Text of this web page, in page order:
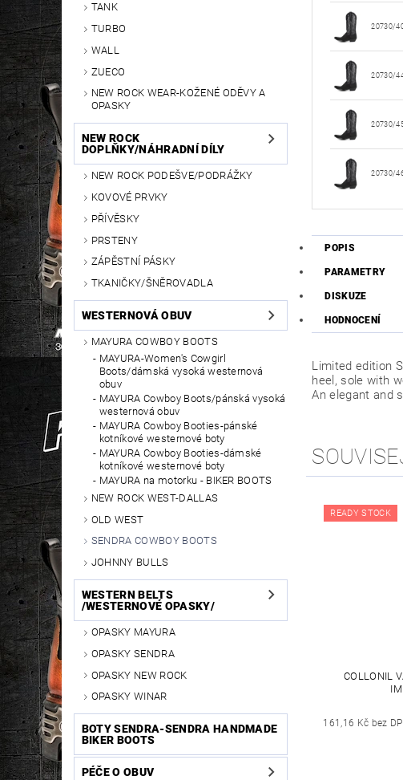
TANK
TURBO
WALL
ZUECO
NEW ROCK WEAR-KOŽENÉ ODĚVY A
OPASKY
NEW ROCK
DOPLŇKY/NÁHRADNÍ DÍLY
NEW ROCK PODEŠVE/PODRÁŽKY
KOVOVÉ PRVKY
PŘÍVĚSKY
PRSTENY
ZÁPĚSTNÍ PÁSKY
TKANIČKY/ŠNĚROVADLA
WESTERNOVÁ OBUV
MAYURA COWBOY BOOTS
MAYURA-Women's Cowgirl
Boots/dámská vysoká westernová
obuv
MAYURA Cowboy Boots/pánská vysoká
westernová obuv
MAYURA Cowboy Booties-pánské
kotníkové westernové boty
MAYURA Cowboy Booties-dámské
kotníkové westernové boty
MAYURA na motorku - BIKER BOOTS
NEW ROCK WEST-DALLAS
OLD WEST
SENDRA COWBOY BOOTS
JOHNNY BULLS
WESTERN BELTS
/WESTERNOVÉ OPASKY/
OPASKY MAYURA
OPASKY SENDRA
OPASKY NEW ROCK
OPASKY WINAR
BOTY SENDRA-SENDRA HANDMADE
BIKER BOOTS
PÉČE O OBUV
20730/
20730/
20730/
20730/
POPIS
PARAMETRY
DISKUZE
HODNOCENÍ
Limited edition
heel, sole with
An elegant and
READY STOCK
COLLONIL
161,16 Kč bez